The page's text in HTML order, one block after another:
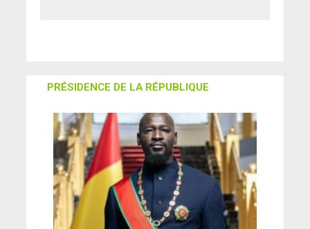
PRÉSIDENCE DE LA RÉPUBLIQUE